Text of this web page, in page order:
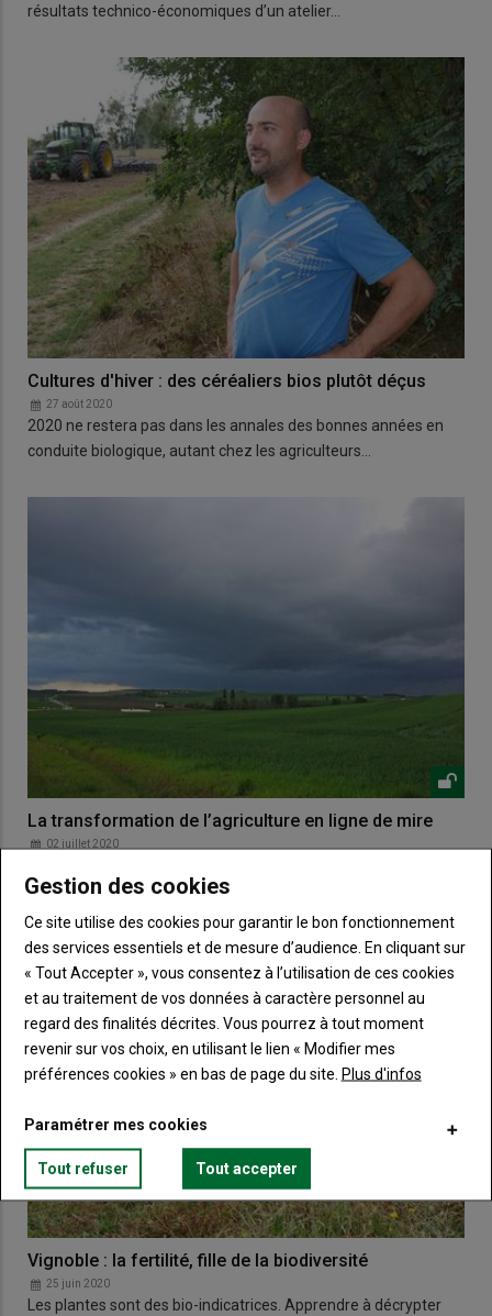
résultats technico-économiques d’un atelier…
Cultures d'hiver : des céréaliers bios plutôt déçus
27 août 2020
2020 ne restera pas dans les annales des bonnes années en
conduite biologique, autant chez les agriculteurs…
La transformation de l’agriculture en ligne de mire
02 juillet 2020
rendu son rapport final. L’alimentation et l’…
Vignoble : la fertilité, fille de la biodiversité
25 juin 2020
Les plantes sont des bio-indicatrices. Apprendre à décrypter
Gestion des cookies
Ce site utilise des cookies pour garantir le bon fonctionnement
des services essentiels et de mesure d’audience. En cliquant sur
« Tout Accepter », vous consentez à l’utilisation de ces cookies
et au traitement de vos données à caractère personnel au
regard des finalités décrites. Vous pourrez à tout moment
revenir sur vos choix, en utilisant le lien « Modifier mes
préférences cookies » en bas de page du site. Plus d'infos
Paramétrer mes cookies
Tout refuser Tout accepter